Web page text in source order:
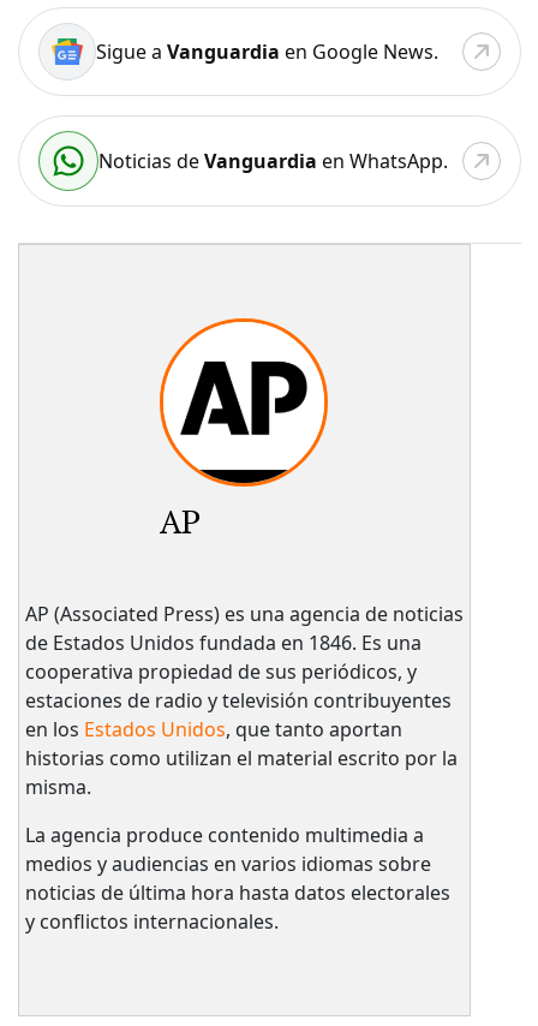
Sigue a Vanguardia en Google News.
Noticias deVanguardia en WhatsApp.
AP
AP (Associated Press) es una agencia de noticias
de Estados Unidos fundada en 1846. Es una
cooperativa propiedad de sus periódicos, y
estaciones de radio y televisión contribuyentes
en los Estados Unidos, que tanto aportan
historias como utilizan el material escrito por la
misma.
La agencia produce contenido multimedia a
medios y audiencias en varios idiomas sobre
noticias de última hora hasta datos electorales
y conflictos internacionales.